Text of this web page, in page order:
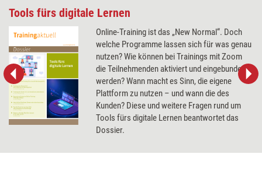
Tools fürs digitale Lernen
Online-Training ist das „New Normal“. Doch
welche Programme lassen sich für was genau
nutzen? Wie können bei Trainings mit Zoom
die Teilnehmenden aktiviert und eingebunden
werden? Wann macht es Sinn, die eigene
Plattform zu nutzen – und wann die des
Kunden? Diese und weitere Fragen rund um
Tools fürs digitale Lernen beantwortet das
Dossier.